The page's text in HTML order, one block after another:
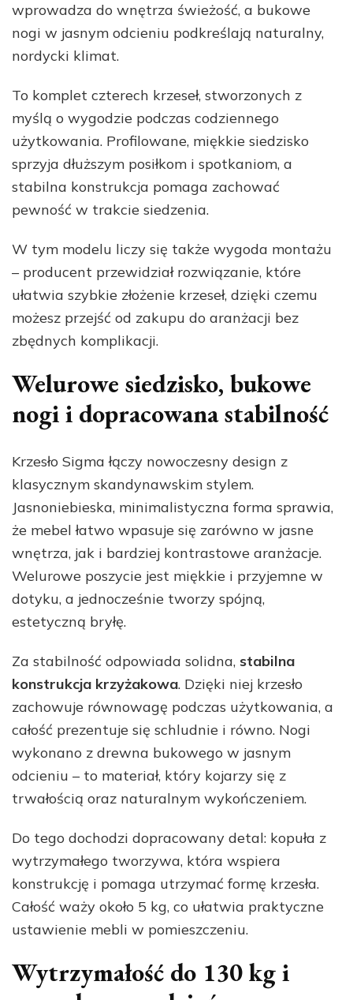
wprowadza do wnętrza świeżość, a bukowe
nogi w jasnym odcieniu podkreślają naturalny,
nordycki klimat.
To komplet czterech krzeseł, stworzonych z
myślą o wygodzie podczas codziennego
użytkowania. Profilowane, miękkie siedzisko
sprzyja dłuższym posiłkom i spotkaniom, a
stabilna konstrukcja pomaga zachować
pewność w trakcie siedzenia.
W tym modelu liczy się także wygoda montażu
– producent przewidział rozwiązanie, które
ułatwia szybkie złożenie krzeseł, dzięki czemu
możesz przejść od zakupu do aranżacji bez
zbędnych komplikacji.
Welurowe siedzisko, bukowe
nogi i dopracowana stabilność
Krzesło Sigma łączy nowoczesny design z
klasycznym skandynawskim stylem.
Jasnoniebieska, minimalistyczna forma sprawia,
że mebel łatwo wpasuje się zarówno w jasne
wnętrza, jak i bardziej kontrastowe aranżacje.
Welurowe poszycie jest miękkie i przyjemne w
dotyku, a jednocześnie tworzy spójną,
estetyczną bryłę.
Za stabilność odpowiada solidna, stabilna
konstrukcja krzyżakowa. Dzięki niej krzesło
zachowuje równowagę podczas użytkowania, a
całość prezentuje się schludnie i równo. Nogi
wykonano z drewna bukowego w jasnym
odcieniu – to materiał, który kojarzy się z
trwałością oraz naturalnym wykończeniem.
Do tego dochodzi dopracowany detal: kopuła z
wytrzymałego tworzywa, która wspiera
konstrukcję i pomaga utrzymać formę krzesła.
Całość waży około 5 kg, co ułatwia praktyczne
ustawienie mebli w pomieszczeniu.
Wytrzymałość do 130 kg i